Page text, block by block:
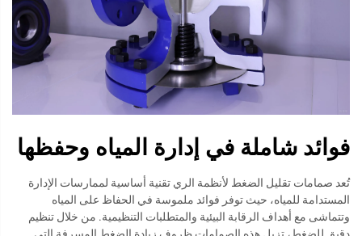
فوائد شاملة في إدارة المياه وحفظها
تُعد صمامات تقليل الضغط لأنظمة الري تقنية أساسية لممارسات الإدارة
المستدامة للمياه، حيث توفر فوائد ملموسة في الحفاظ على المياه
وتتماشى مع أهداف الرقابة البيئية والمتطلبات التنظيمية. من خلال تنظيم
دقيق للضغط، تزيل هذه الصمامات ظروف زيادة الضغط المسرفة التي